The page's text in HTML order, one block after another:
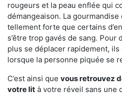
rougeurs et la peau enflée qui
démangeaison. La
tellement forte que certains
s’être trop gavés de sang. Pour
plus se déplacer rapidement,
lorsque la personne piquée se
C’est ainsi que vous retrouvez
votre lit à votre réveil sans une